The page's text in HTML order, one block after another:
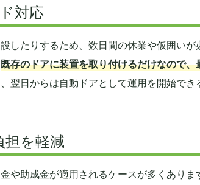
対応
したりするため、数日間の休業や仮囲いが
既存のドアに装置を取り付けるだけなので、
翌日からは自動ドアとして運用を開始でき
を軽減
助成金が適用されるケースが多くありま